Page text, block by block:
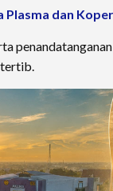
Plasma dan